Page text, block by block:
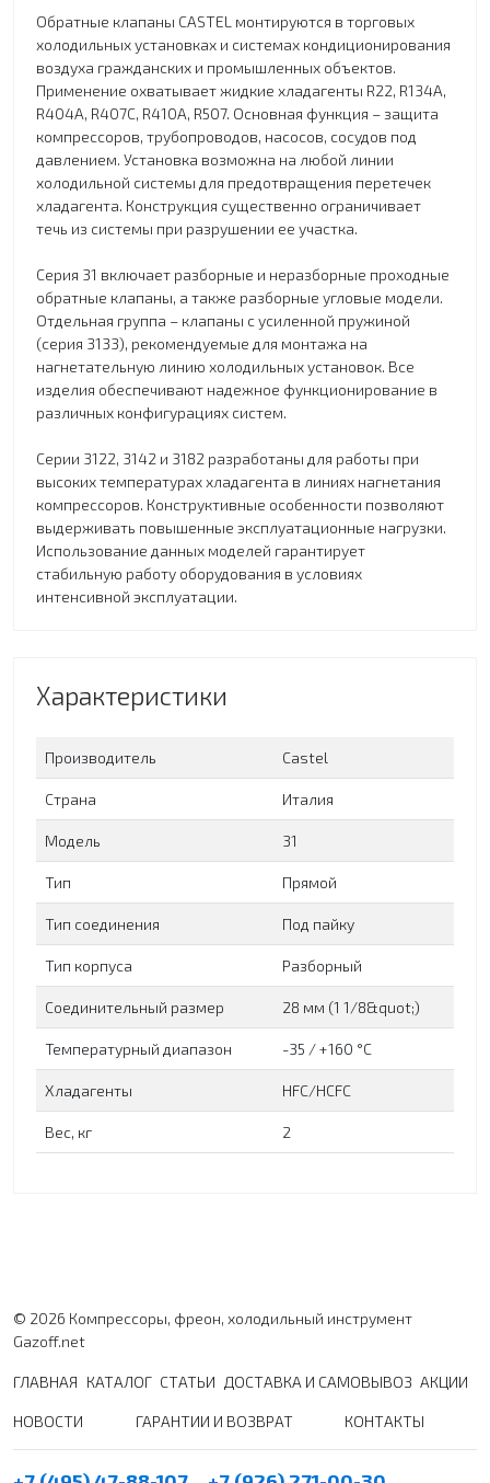
Обратные клапаны CASTEL монтируются в торговых
холодильных установках и системах кондиционирования
воздуха гражданских и промышленных объектов.
Применение охватывает жидкие хладагенты R22, R134A,
R404A, R407C, R410A, R507. Основная функция – защита
компрессоров, трубопроводов, насосов, сосудов под
давлением. Установка возможна на любой линии
холодильной системы для предотвращения перетечек
хладагента. Конструкция существенно ограничивает
течь из системы при разрушении ее участка.
Серия 31 включает разборные и неразборные проходные
обратные клапаны, а также разборные угловые модели.
Отдельная группа – клапаны с усиленной пружиной
(серия 3133), рекомендуемые для монтажа на
нагнетательную линию холодильных установок. Все
изделия обеспечивают надежное функционирование в
различных конфигурациях систем.
Серии 3122, 3142 и 3182 разработаны для работы при
высоких температурах хладагента в линиях нагнетания
компрессоров. Конструктивные особенности позволяют
выдерживать повышенные эксплуатационные нагрузки.
Использование данных моделей гарантирует
стабильную работу оборудования в условиях
интенсивной эксплуатации.
Характеристики
Производитель Сastel
Страна Италия
Модель 31
Тип Прямой
Тип соединения Под пайку
Тип корпуса Разборный
Соединительный размер 28 мм (1 1/8&quot;)
Температурный диапазон -35 / +160 °C
Хладагенты HFC/HCFC
Вес, кг 2
© 2026 Компрессоры, фреон, холодильный инструмент
Gazoff.net
ГЛАВНАЯ КАТАЛОГ СТАТЬИ ДОСТАВКА И САМОВЫВОЗ АКЦИИ
НОВОСТИ ГАРАНТИИ И ВОЗВРАТ КОНТАКТЫ